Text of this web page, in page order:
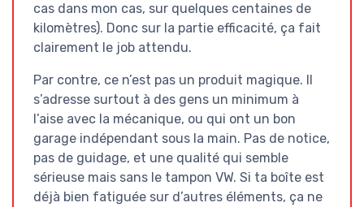
cas dans mon cas, sur quelques centaines de
kilomètres). Donc sur la partie efficacité, ça fait
clairement le job attendu.
Par contre, ce n’est pas un produit magique. Il
s’adresse surtout à des gens un minimum à
l’aise avec la mécanique, ou qui ont un bon
garage indépendant sous la main. Pas de notice,
pas de guidage, et une qualité qui semble
sérieuse mais sans le tampon VW. Si ta boîte est
déjà bien fatiguée sur d’autres éléments, ça ne